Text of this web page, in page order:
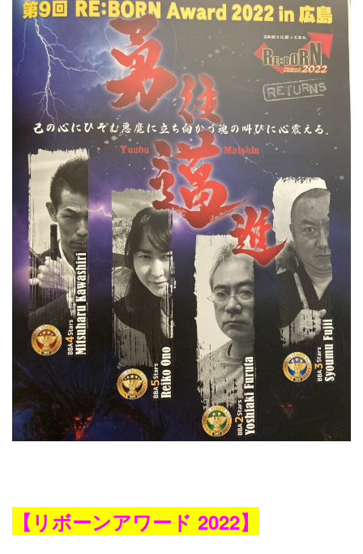
【リボーンアワード 2022】